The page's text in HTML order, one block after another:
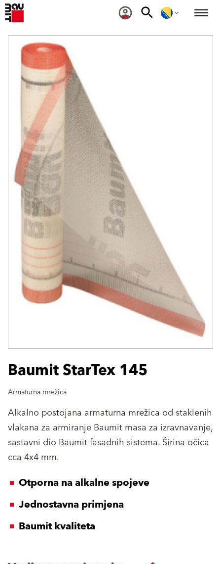
Baumit StarTex 145
Armaturna mrežica
Alkalno postojana armaturna mrežica od staklenih
vlakana za armiranje Baumit masa za izravnavanje,
sastavni dio Baumit fasadnih sistema. Širina očica
cca 4x4 mm.
Otporna na alkalne spojeve
Jednostavna primjena
Baumit kvaliteta